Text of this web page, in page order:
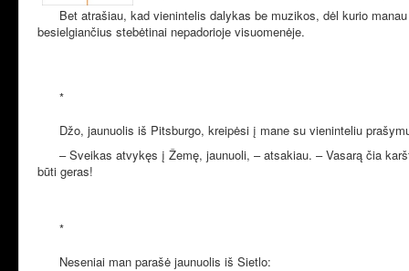
Bet atrašiau, kad vienintelis dalykas be muzikos, dėl kurio
besielgiančius stebėtinai nepadorioje visuomenėje.
*
Džo, jaunuolis iš Pitsburgo, kreipėsi į mane su vieninteliu
– Sveikas atvykęs į Žemę, jaunuoli, – atsakiau. – Vasarą čia
būti geras!
*
Neseniai man parašė jaunuolis iš Sietlo: